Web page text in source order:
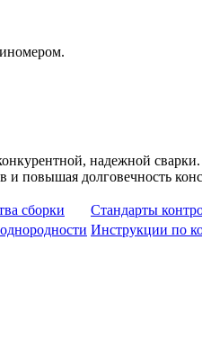
надежной
и повышая долговечность
сборки
Стандарты
Инструкции по